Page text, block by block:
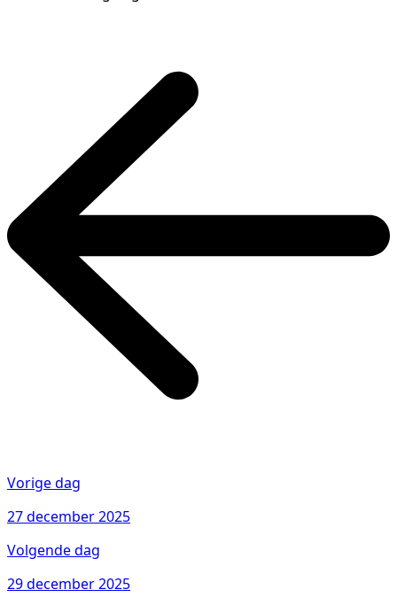
Vorige dag
27 december 2025
Volgende dag
29 december 2025